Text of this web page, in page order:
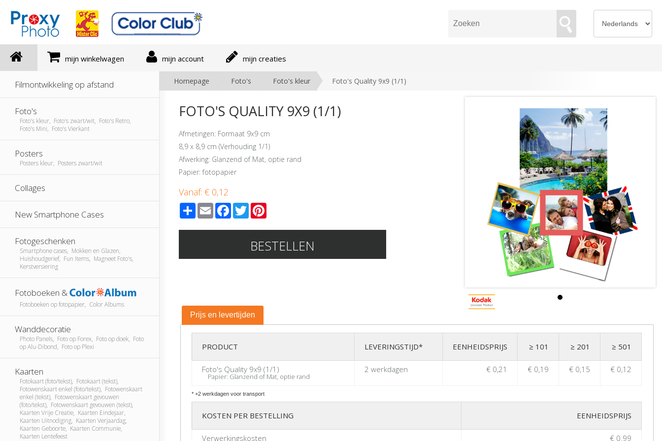
mijn winkelwagen mijn account mijn creaties
Filmontwikkeling op afstand
Foto's
Foto's kleur, Foto's zwart/wit, Foto's Retro,
Foto's Mini, Foto's Vierkant
Posters
Posters kleur, Posters zwart/wit
Collages
New Smartphone Cases
Fotogeschenken
Smartphone cases, Mokken en Glazen,
Huishoudgerief, Fun Items, Magneet Foto's,
Kerstversiering
Fotoboeken &
Fotoboeken op fotopapier, Color Albums
Wanddecoratie
Photo Panels, Foto op Forex, Foto op doek, Foto
op Alu-Dibond, Foto op Plexi
Kaarten
Fotokaart (foto/tekst), Fotokaart (tekst),
Fotowenskaart enkel (foto/tekst), Fotowenskaart
enkel (tekst), Fotowenskaart gevouwen
(foto/tekst), Fotowenskaart gevouwen (tekst),
Kaarten Vrije Creatie, Kaarten Eindejaar,
Kaarten Uitnodiging, Kaarten Verjaardag,
Kaarten Geboorte, Kaarten Communie,
Kaarten Lentefeest
Homepage Foto's Foto's kleur Foto's Quality 9x9 (1/1)
FOTO'S QUALITY 9X9 (1/1)
Afmetingen: Formaat 9x9 cm
8,9 x 8,9 cm (Verhouding 1/1)
Afwerking: Glanzend of Mat, optie rand
Papier: fotopapier
Vanaf: € 0,12
ShareEmailFacebook
TwitterPinterest
BESTELLEN
Prijs en levertijden
PRODUCT LEVERINGSTIJD* EENHEIDSPRIJS ≥ 101 ≥ 201 ≥ 501
Foto's Quality 9x9 (1/1)
Papier: Glanzend of Mat, optie rand
2 werkdagen € 0,21 € 0,19 € 0,15 € 0,12
* +2 werkdagen voor transport
KOSTEN PER BESTELLING EENHEIDSPRIJS
Verwerkingskosten € 0.99